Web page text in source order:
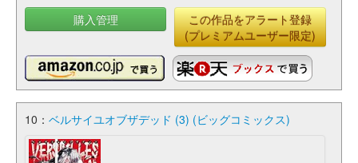
購入管理
この作品をアラート登録
(プレミアムユーザー限定)
10： ベルサイユオブザデッド (3) (ビッグコミックス)